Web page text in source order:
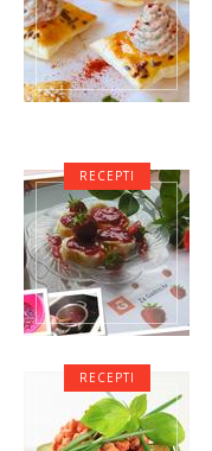
RECEPTI
RECEPTI